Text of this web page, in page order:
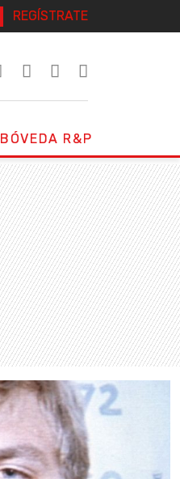
REGÍSTRATE
BÓVEDA R&P